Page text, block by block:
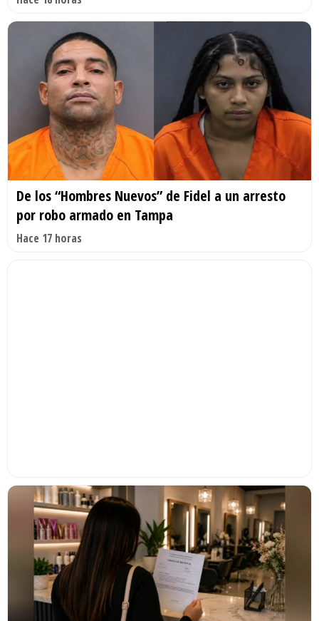
De los “Hombres Nuevos” de Fidel a un arresto
por robo armado en Tampa
Hace 17 horas